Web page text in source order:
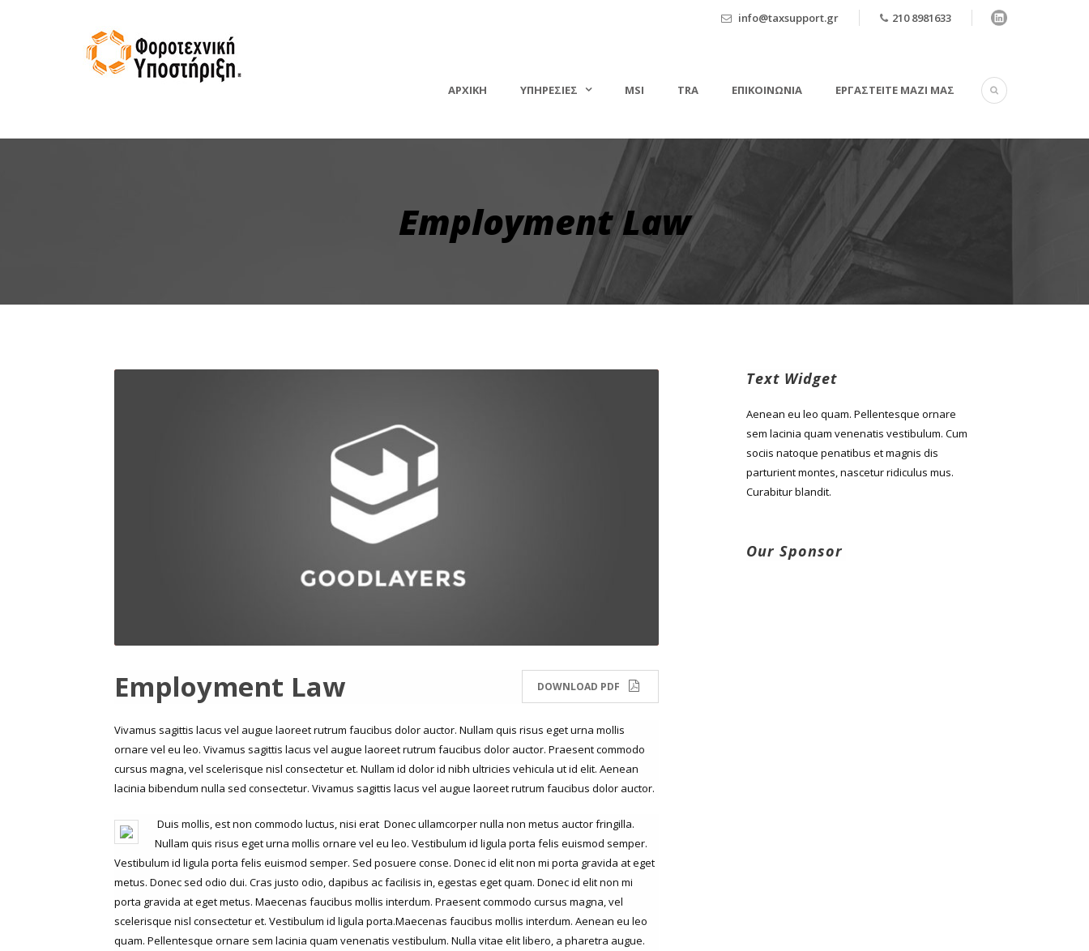
info@taxsupport.gr 210 8981633
ΑΡΧΙΚΗ ΥΠΗΡΕΣΙΕΣ MSI TRA ΕΠΙΚΟΙΝΩΝΙΑ ΕΡΓΑΣΤΕΊΤΕ ΜΑΖΊ ΜΑΣ
Employment Law
DOWNLOAD PDF
Employment Law
Vivamus sagittis lacus vel augue laoreet rutrum faucibus dolor auctor. Nullam quis risus eget urna mollis
ornare vel eu leo. Vivamus sagittis lacus vel augue laoreet rutrum faucibus dolor auctor. Praesent commodo
cursus magna, vel scelerisque nisl consectetur et. Nullam id dolor id nibh ultricies vehicula ut id elit. Aenean
lacinia bibendum nulla sed consectetur. Vivamus sagittis lacus vel augue laoreet rutrum faucibus dolor auctor.
Duis mollis, est non commodo luctus, nisi erat Donec ullamcorper nulla non metus auctor fringilla.
Nullam quis risus eget urna mollis ornare vel eu leo. Vestibulum id ligula porta felis euismod semper.
Vestibulum id ligula porta felis euismod semper. Sed posuere conse. Donec id elit non mi porta gravida at eget
metus. Donec sed odio dui. Cras justo odio, dapibus ac facilisis in, egestas eget quam. Donec id elit non mi
porta gravida at eget metus. Maecenas faucibus mollis interdum. Praesent commodo cursus magna, vel
scelerisque nisl consectetur et. Vestibulum id ligula porta.Maecenas faucibus mollis interdum. Aenean eu leo
quam. Pellentesque ornare sem lacinia quam venenatis vestibulum. Nulla vitae elit libero, a pharetra augue.
Text Widget
Aenean eu leo quam. Pellentesque ornare
sem lacinia quam venenatis vestibulum. Cum
sociis natoque penatibus et magnis dis
parturient montes, nascetur ridiculus mus.
Curabitur blandit.
Our Sponsor